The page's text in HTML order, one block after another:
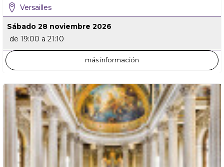
Versailles
Sábado 28 noviembre 2026
de 19:00 a 21:10
más información